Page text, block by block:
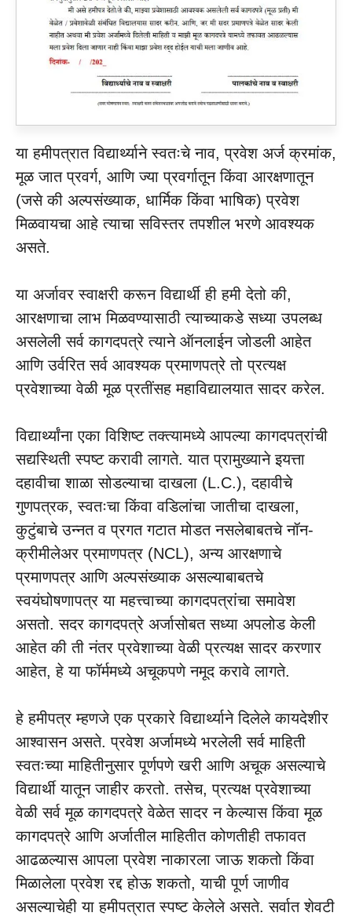
या हमीपत्रात विद्यार्थ्याने स्वतःचे नाव, प्रवेश अर्ज क्रमांक,
मूळ जात प्रवर्ग, आणि ज्या प्रवर्गातून किंवा आरक्षणातून
(जसे की अल्पसंख्याक, धार्मिक किंवा भाषिक) प्रवेश
मिळवायचा आहे त्याचा सविस्तर तपशील भरणे आवश्यक
असते.
या अर्जावर स्वाक्षरी करून विद्यार्थी ही हमी देतो की,
आरक्षणाचा लाभ मिळवण्यासाठी त्याच्याकडे सध्या उपलब्ध
असलेली सर्व कागदपत्रे त्याने ऑनलाईन जोडली आहेत
आणि उर्वरित सर्व आवश्यक प्रमाणपत्रे तो प्रत्यक्ष
प्रवेशाच्या वेळी मूळ प्रतींसह महाविद्यालयात सादर करेल.
विद्यार्थ्यांना एका विशिष्ट तक्त्यामध्ये आपल्या कागदपत्रांची
सद्यस्थिती स्पष्ट करावी लागते. यात प्रामुख्याने इयत्ता
दहावीचा शाळा सोडल्याचा दाखला (L.C.), दहावीचे
गुणपत्रक, स्वतःचा किंवा वडिलांचा जातीचा दाखला,
कुटुंबाचे उन्नत व प्रगत गटात मोडत नसलेबाबतचे नॉन-
क्रीमीलेअर प्रमाणपत्र (NCL), अन्य आरक्षणाचे
प्रमाणपत्र आणि अल्पसंख्याक असल्याबाबतचे
स्वयंघोषणापत्र या महत्त्वाच्या कागदपत्रांचा समावेश
असतो. सदर कागदपत्रे अर्जासोबत सध्या अपलोड केली
आहेत की ती नंतर प्रवेशाच्या वेळी प्रत्यक्ष सादर करणार
आहेत, हे या फॉर्ममध्ये अचूकपणे नमूद करावे लागते.
हे हमीपत्र म्हणजे एक प्रकारे विद्यार्थ्याने दिलेले कायदेशीर
आश्वासन असते. प्रवेश अर्जामध्ये भरलेली सर्व माहिती
स्वतःच्या माहितीनुसार पूर्णपणे खरी आणि अचूक असल्याचे
विद्यार्थी यातून जाहीर करतो. तसेच, प्रत्यक्ष प्रवेशाच्या
वेळी सर्व मूळ कागदपत्रे वेळेत सादर न केल्यास किंवा मूळ
कागदपत्रे आणि अर्जातील माहितीत कोणतीही तफावत
आढळल्यास आपला प्रवेश नाकारला जाऊ शकतो किंवा
मिळालेला प्रवेश रद्द होऊ शकतो, याची पूर्ण जाणीव
असल्याचेही या हमीपत्रात स्पष्ट केलेले असते. सर्वात शेवटी